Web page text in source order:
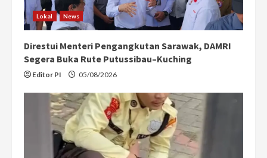
Lokal News
Direstui Menteri Pengangkutan Sarawak, DAMRI
Segera Buka Rute Putussibau–Kuching
Editor PI 05/08/2026